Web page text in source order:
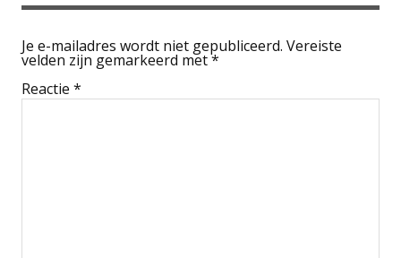
Je e-mailadres wordt niet gepubliceerd. Vereiste
velden zijn gemarkeerd met*
Reactie *